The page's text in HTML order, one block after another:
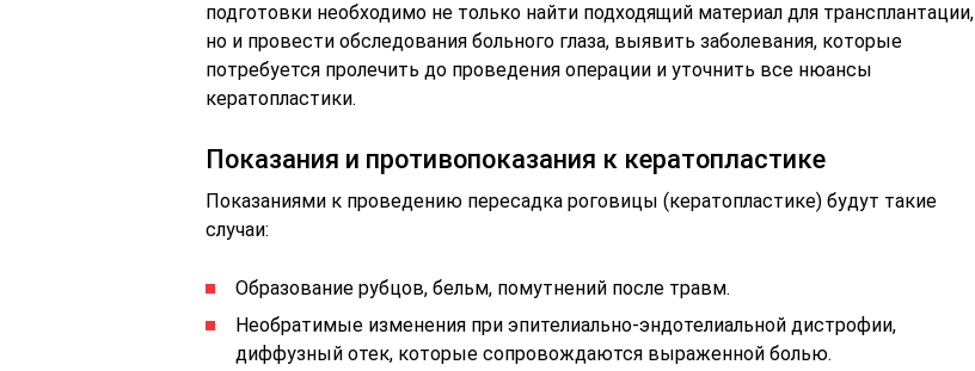
подготовки необходимо не только найти подходящий материал для трансплантации,
но и провести обследования больного глаза, выявить заболевания, которые
потребуется пролечить до проведения операции и уточнить все нюансы
кератопластики.
Показания и противопоказания к кератопластике
Показаниями к проведению пересадка роговицы (кератопластике) будут такие
случаи:
Образование рубцов, бельм, помутнений после травм.
Необратимые изменения при эпителиально-эндотелиальной дистрофии,
диффузный отек, которые сопровождаются выраженной болью.